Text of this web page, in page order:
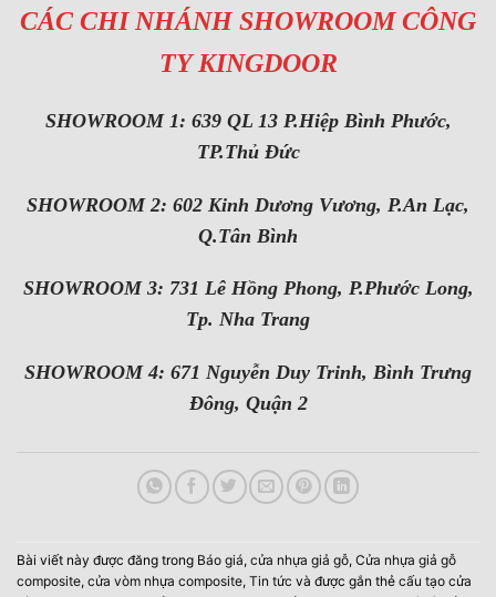
CÁC CHI NHÁNH SHOWROOM CÔNG
TY KINGDOOR
SHOWROOM 1: 639 QL 13 P.Hiệp Bình Phước,
TP.Thủ Đức
SHOWROOM 2: 602 Kinh Dương Vương, P.An Lạc,
Q.Tân Bình
SHOWROOM 3: 731 Lê Hồng Phong, P.Phước Long,
Tp. Nha Trang
SHOWROOM 4: 671 Nguyễn Duy Trinh, Bình Trưng
Đông, Quận 2
Bài viết này được đăng trong Báo giá, cửa nhựa giả gỗ, Cửa nhựa giả gỗ
composite, cửa vòm nhựa composite, Tin tức và được gắn thẻ cấu tạo cửa